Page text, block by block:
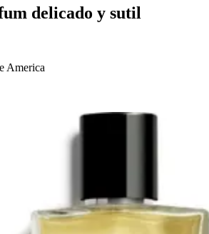
delicado y sutil
America